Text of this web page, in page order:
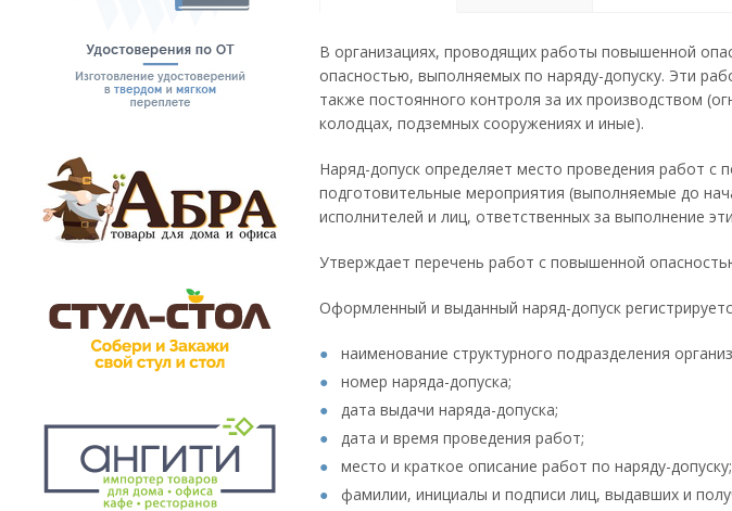
В организациях, проводящих работы повышенной
опасностью, выполняемых по наряду-допуску. Эти
также постоянного контроля за их производством
колодцах, подземных сооружениях и иные).
Наряд-допуск определяет место проведения работ
подготовительные мероприятия (выполняемые до
исполнителей и лиц, ответственных за выполнение
Утверждает перечень работ с повышенной
Оформленный и выданный наряд-допуск
наименование структурного подразделения
номер наряда-допуска;
дата выдачи наряда-допуска;
дата и время проведения работ;
место и краткое описание работ по наряду-допуску;
фамилии, инициалы и подписи лиц, выдавших и